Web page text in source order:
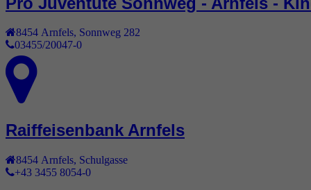
8454 Arnfels, Sonnweg 282
03455/20047-0
Raiffeisenbank Arnfels
8454 Arnfels, Schulgasse
+43 3455 8054-0